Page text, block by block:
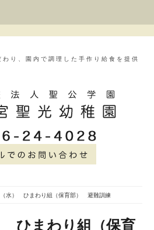
り、園内で調理した手作り給食を提供
水） ひまわり組（保育部） 避難訓練
ひまわり組（保育